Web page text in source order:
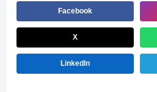
Facebook
X
LinkedIn